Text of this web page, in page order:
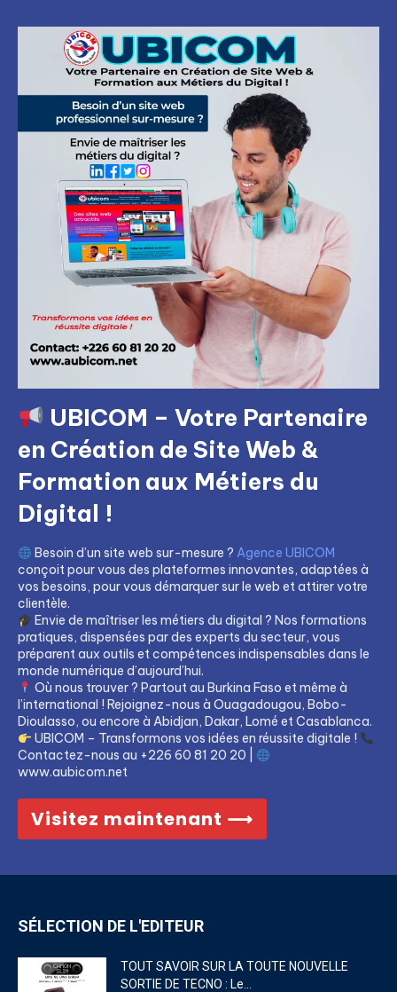
UBICOM – Votre Partenaire
en Création de Site Web &
Formation aux Métiers du
Digital !
Besoin d’un site web sur-mesure ? Agence UBICOM
conçoit pour vous des plateformes innovantes, adaptées à
vos besoins, pour vous démarquer sur le web et attirer votre
clientèle.
Envie de maîtriser les métiers du digital ? Nos formations
pratiques, dispensées par des experts du secteur, vous
préparent aux outils et compétences indispensables dans le
monde numérique d’aujourd’hui.
Où nous trouver ? Partout au Burkina Faso et même à
l’international ! Rejoignez-nous à Ouagadougou, Bobo-
Dioulasso, ou encore à Abidjan, Dakar, Lomé et Casablanca.
UBICOM – Transformons vos idées en réussite digitale !
Contactez-nous au +226 60 81 20 20 |
www.aubicom.net
Visitez maintenant ⟶
SÉLECTION DE L'EDITEUR
TOUT SAVOIR SUR LA TOUTE NOUVELLE
SORTIE DE TECNO : Le...